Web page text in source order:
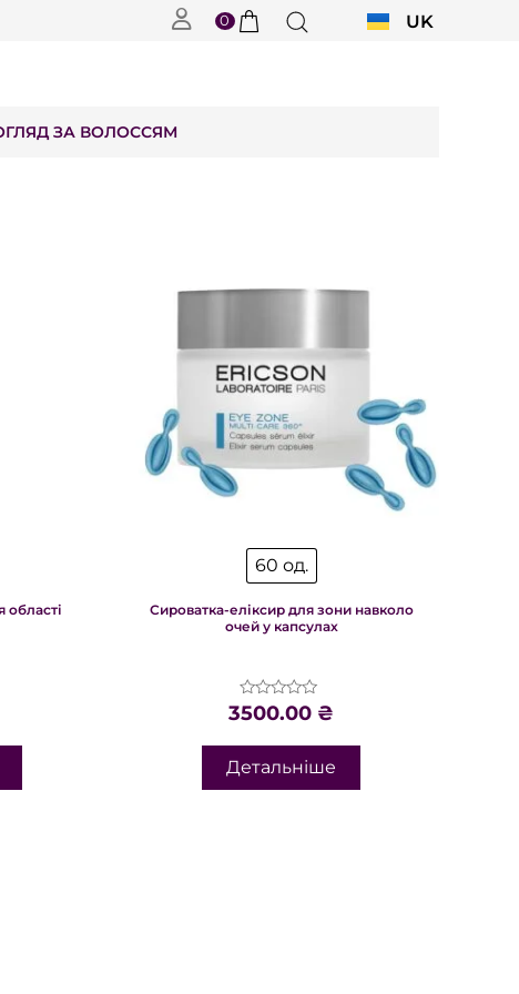
0 UK
RU
ЗА ВОЛОССЯМ
області
60 од.
Сироватка-еліксир для зони навколо
очей у капсулах
Оцінено
в
5
3500.00 ₴
Детальніше